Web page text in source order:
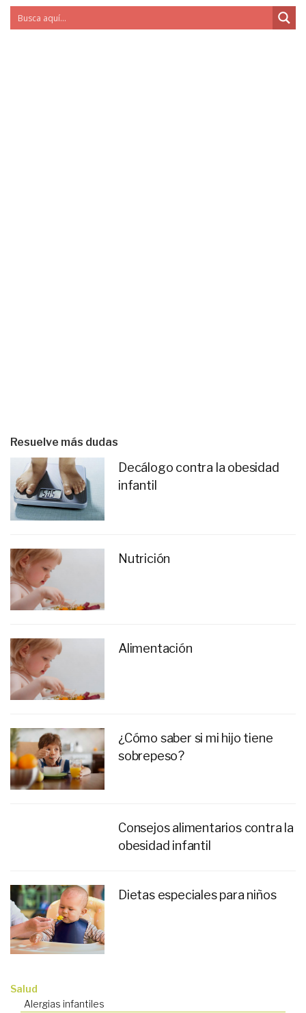
Resuelve más dudas
Decálogo contra la obesidad
infantil
Nutrición
Alimentación
¿Cómo saber si mi hijo tiene
sobrepeso?
Consejos alimentarios contra la
obesidad infantil
Dietas especiales para niños
Salud
Alergias infantiles